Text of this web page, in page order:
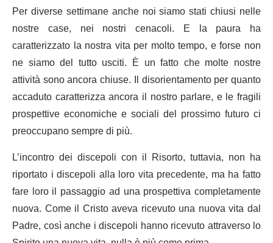
Per diverse settimane anche noi siamo stati chiusi nelle
nostre case, nei nostri cenacoli. E la paura ha
caratterizzato la nostra vita per molto tempo, e forse non
ne siamo del tutto usciti. È un fatto che molte nostre
attività sono ancora chiuse. Il disorientamento per quanto
accaduto caratterizza ancora il nostro parlare, e le fragili
prospettive economiche e sociali del prossimo futuro ci
preoccupano sempre di più.
L’incontro dei discepoli con il Risorto, tuttavia, non ha
riportato i discepoli alla loro vita precedente, ma ha fatto
fare loro il passaggio ad una prospettiva completamente
nuova. Come il Cristo aveva ricevuto una nuova vita dal
Padre, così anche i discepoli hanno ricevuto attraverso lo